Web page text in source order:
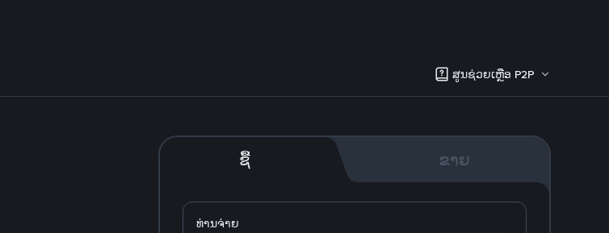
ສູນຊ່ວຍເຫຼືອ P2P
ຊື້ ຂາຍ
ທ່ານຈ່າຍ